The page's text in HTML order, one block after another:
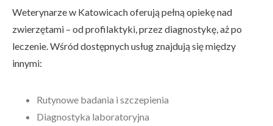
Weterynarze w Katowicach oferują pełną opiekę nad
zwierzętami – od profilaktyki, przez diagnostykę, aż po
leczenie. Wśród dostępnych usług znajdują się między
innymi:
Rutynowe badania i szczepienia
Diagnostyka laboratoryjna